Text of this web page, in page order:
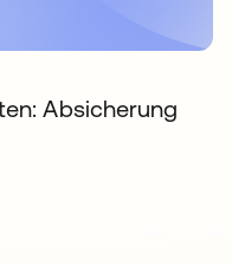
Absicherung